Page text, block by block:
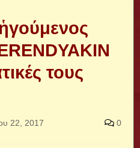
τους
22, 2017 0